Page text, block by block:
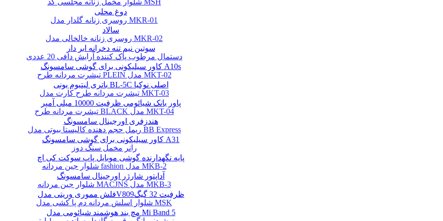
شلوار مخمل زنانه مجلسی کد MSH
روسری زنانه گلدار مدل MKR-01
روسری زنانه خالخالی مدل MKR-02
دستمال مرطوب پاک کننده آرایش دافی 20 عددی
تیشرت مردانه طرح PLEIN مدل MKT-02
تیشرت مردانه طرح کارت مدل MKT-03
تیشرت مردانه طرح BLACK مدل MKT-04
ریمل حجم دهنده کالیستا بیوتی مدل BB Express
رانر مخمل سنگ دوز
شلوار جین مردانه fashion مدل MKB-2
شلوار جین مردانه MACJNS مدل MKB-3
شلوار اسلش مردانه دم پا کشی مدل MSK
دوغ محلی
سالاد
سوتین نیم تنه دخرانه ابر دار
کاور سیلیکونی برای گوشی سامسونگ A10s
باتری لیتیوم یونی BL-5C اصلی نوکیا
پاور بانک شیائومی ظرفیت 10000 میلی آمپر
هندزفری اورجینال سامسونگ
کاور سیلیکونی برای گوشی سامسونگ A31
پایه نگهدارنده گوشی موبایل پاپ سوکت کی اچ
آداپتور شارژر اورجینال سامسونگ
فلش مموری وریتی مدلV809ظرفیت 32 گیگ
مچ بند هوشمند شیائومی مدل Mi Band 5